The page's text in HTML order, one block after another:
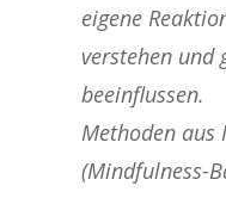
eigene
verstehen und
beeinflussen.
Methoden aus
(Mindfulness-